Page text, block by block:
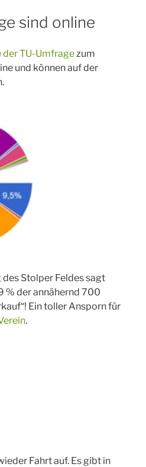
sind online
der TU-Umfrage zum
und können auf der
des Stolper Feldes sagt
% der annähernd 700
Ein toller Ansporn für
.
Fahrt auf. Es gibt in